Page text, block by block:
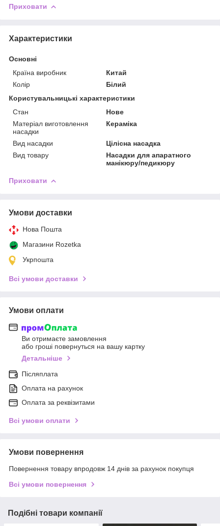
Приховати
Характеристики
Основні
Країна виробник
Китай
Колір
Білий
Користувальницькі характеристики
Стан
Нове
Матеріал виготовлення
насадки
Кераміка
Вид насадки
Цілісна насадка
Вид товару
Насадки для апаратного
манікюру/педикюру
Приховати
Умови доставки
Нова Пошта
Магазини Rozetka
Укрпошта
Всі умови доставки
Умови оплати
Ви отримаєте замовлення
або гроші повернуться на вашу картку
Детальніше
Післяплата
Оплата на рахунок
Оплата за реквізитами
Всі умови оплати
Умови повернення
Повернення товару впродовж 14 днів за рахунок покупця
Всі умови повернення
Подібні товари компанії